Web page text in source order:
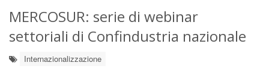
MERCOSUR: serie di webinar
settoriali di Confindustria nazionale
Internazionalizzazione